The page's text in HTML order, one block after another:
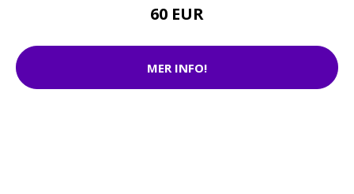
60 EUR
MER INFO!